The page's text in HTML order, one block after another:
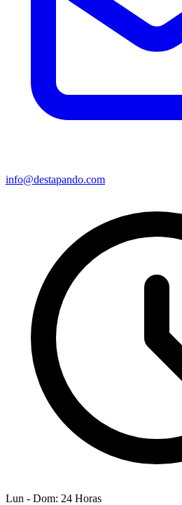
info@destapando.com
Lun - Dom: 24 Horas